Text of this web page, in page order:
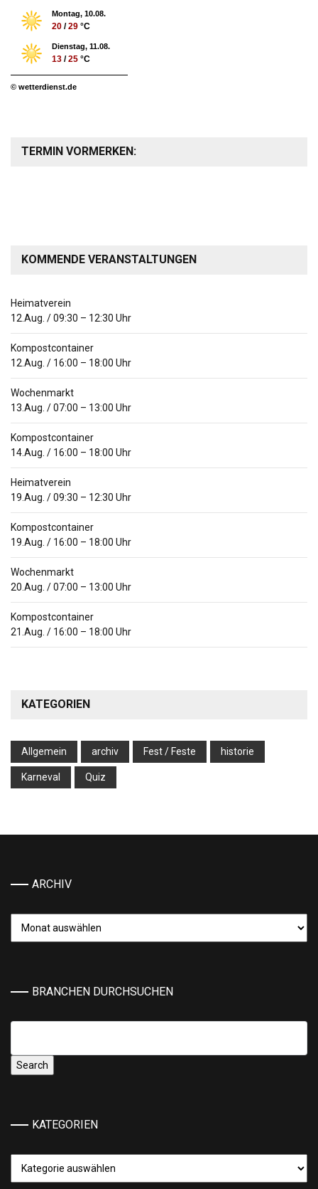
Montag, 10.08.
20 /29 °C
Dienstag, 11.08.
13 /25 °C
© wetterdienst.de
TERMIN VORMERKEN:
KOMMENDE VERANSTALTUNGEN
Heimatverein
12.Aug. /09:30 – 12:30 Uhr
Kompostcontainer
12.Aug. / 16:00 – 18:00 Uhr
Wochenmarkt
13.Aug. /07:00 – 13:00 Uhr
Kompostcontainer
14.Aug. / 16:00 – 18:00 Uhr
Heimatverein
19.Aug. /09:30 – 12:30 Uhr
Kompostcontainer
19.Aug. / 16:00 – 18:00 Uhr
Wochenmarkt
20.Aug. /07:00 – 13:00 Uhr
Kompostcontainer
21.Aug. / 16:00 – 18:00 Uhr
KATEGORIEN
Allgemein archiv Fest / Feste historie
Karneval Quiz
ARCHIV
BRANCHEN DURCHSUCHEN
KATEGORIEN